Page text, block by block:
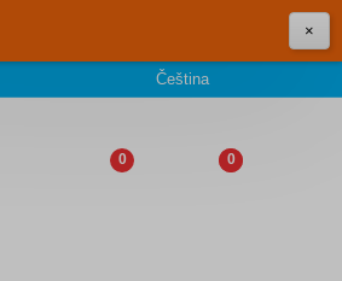
×
Čeština
0 0